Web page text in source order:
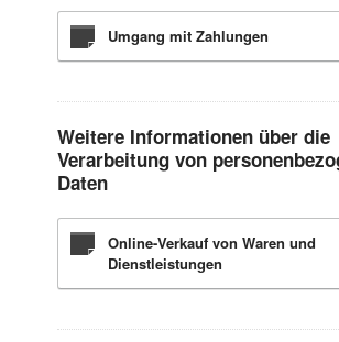
Umgang mit Zahlungen
Weitere Informationen über die
Verarbeitung von
Daten
Online-Verkauf von Waren und
Dienstleistungen